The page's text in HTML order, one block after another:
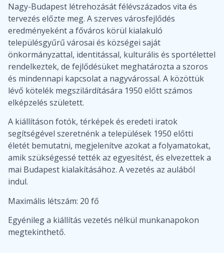
Nagy-Budapest létrehozását félévszázados vita és
tervezés előzte meg. A szerves városfejlődés
eredményeként a főváros körül kialakuló
településgyűrű városai és községei saját
önkormányzattal, identitással, kulturális és sportélettel
rendelkeztek, de fejlődésüket meghatározta a szoros
és mindennapi kapcsolat a nagyvárossal. A közöttük
lévő kötelék megszilárdítására 1950 előtt számos
elképzelés született.
A kiállításon fotók, térképek és eredeti iratok
segítségével szeretnénk a települések 1950 előtti
életét bemutatni, megjelenítve azokat a folyamatokat,
amik szükségessé tették az egyesítést, és elvezettek a
mai Budapest kialakításához. A vezetés az aulából
indul.
Maximális létszám: 20 fő
Egyénileg a kiállítás vezetés nélkül munkanapokon
megtekinthető.